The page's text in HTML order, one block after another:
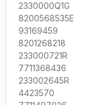
2330000Q1G
8200568535E
93169459
8201268218
233000721R
7711368436
233002645R
4423570